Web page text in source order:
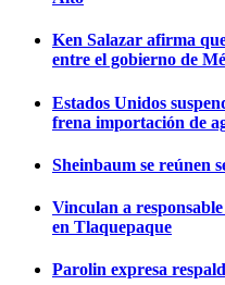
Ken Salazar afirma
entre el gobierno de
Estados Unidos
frena importación de
Sheinbaum se reúnen
Vinculan a
en Tlaquepaque
Parolin expresa